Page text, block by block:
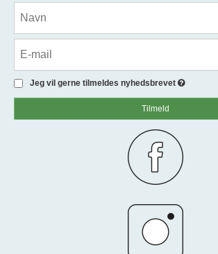
Jeg vil gerne tilmeldes nyhedsbrevet
Tilmeld